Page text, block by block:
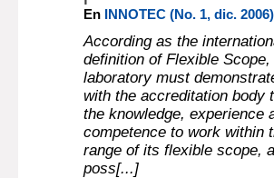
En INNOTEC (No. 1, dic. 2006)
According as the
definition of Flexible Scope,
laboratory must
with the accreditation body
the knowledge, experience
competence to work within
range of its flexible scope,
poss[...]